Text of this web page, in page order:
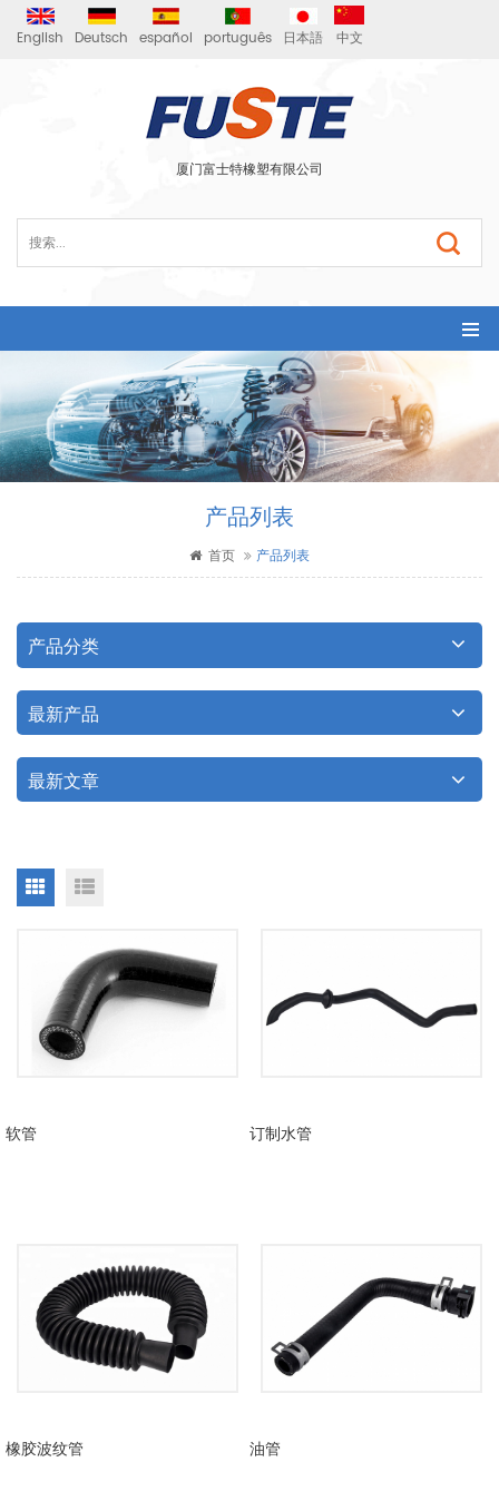
English Deutsch español português 日本語 中文
厦门富士特橡塑有限公司
产品列表
首页 产品列表
产品分类
最新产品
最新文章
软管 订制水管
橡胶波纹管 油管